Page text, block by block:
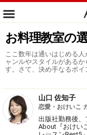
お料理教室の
ここ数年は通いはじめる
ャンルやスタイルがある
す。さて、決め手なるポイ
山口 佐知子
恋愛・おけいこ
出版社勤務後、
About『おけい